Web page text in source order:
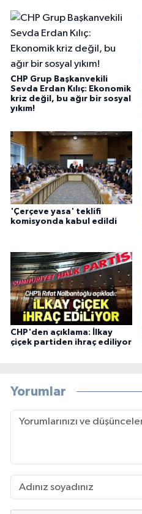
CHP Grup Başkanvekili
Sevda Erdan Kılıç: Ekonomik
kriz değil, bu ağır bir sosyal
yıkım!
'Çerçeve yasa' teklifi
komisyonda kabul edildi
CHP'den açıklama: İlkay
çiçek partiden ihraç ediliyor
Yorumlar